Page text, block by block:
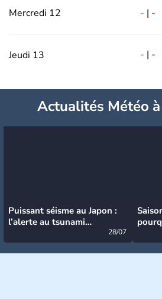
Mercredi 12 - | -
Jeudi 13 - | -
Actualités Météo
Puissant séisme au Japon :
l’alerte au tsunami
28/07